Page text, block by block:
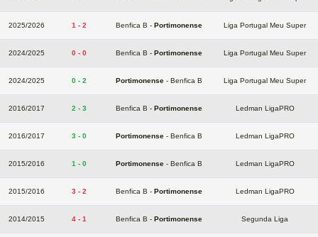
2025/2026 1 - 2 Benfica B - Portimonense Liga Portugal Meu Super
2024/2025 0 - 0 Benfica B - Portimonense Liga Portugal Meu Super
2024/2025 0 - 2 Portimonense- Benfica B Liga Portugal Meu Super
2016/2017 2 - 3 Benfica B - Portimonense Ledman LigaPRO
2016/2017 3 - 0 Portimonense- Benfica B Ledman LigaPRO
2015/2016 1 - 0 Portimonense- Benfica B Ledman LigaPRO
2015/2016 3 - 2 Benfica B - Portimonense Ledman LigaPRO
2014/2015 4 - 1 Benfica B - Portimonense Segunda Liga